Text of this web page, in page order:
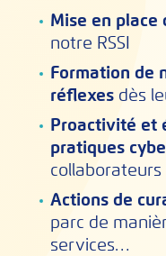
Mise en place
notre RSSI
Formation de
réflexes dès
Proactivité et
pratiques
collaborateurs
Actions de
parc de
services…